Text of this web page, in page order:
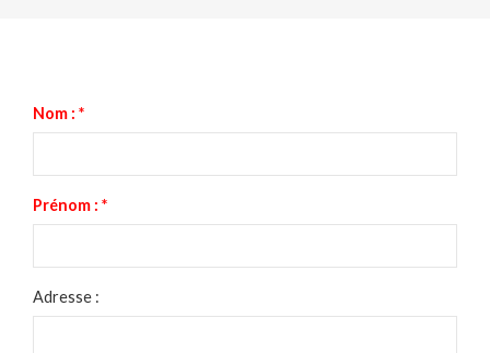
Nom : *
Prénom : *
Adresse :